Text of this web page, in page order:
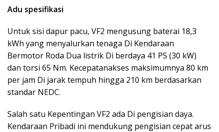
Adu spesifikasi
Untuk sisi dapur pacu, VF2 mengusung baterai 18,3
kWh yang menyalurkan tenaga Di Kendaraan
Bermotor Roda Dua listrik Di berdaya 41 PS (30 kW)
dan torsi 65 Nm. Kecepatanakses maksimumnya 80 km
per jam Di jarak tempuh hingga 210 km berdasarkan
standar NEDC.
Salah satu Kepentingan VF2 ada Di pengisian daya.
Kendaraan Pribadi ini mendukung pengisian cepat arus